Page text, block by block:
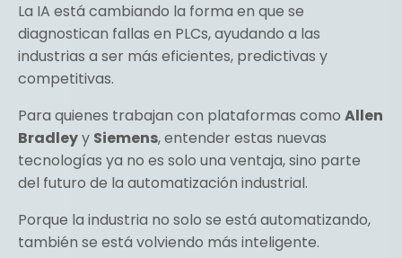
La IA está cambiando la forma en que se
diagnostican fallas en PLCs, ayudando a las
industrias a ser más eficientes, predictivas y
competitivas.
Para quienes trabajan con plataformas como Allen
Bradleyy Siemens, entender estas nuevas
tecnologías ya no es solo una ventaja, sino parte
del futuro de la automatización industrial.
Porque la industria no solo se está automatizando,
también se está volviendo más inteligente.